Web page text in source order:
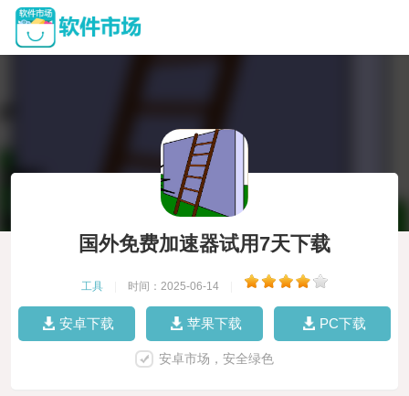
国外免费加速器试用7天下载
工具 时间：2025-06-14
安卓下载 苹果下载 PC下载
安卓市场，安全绿色